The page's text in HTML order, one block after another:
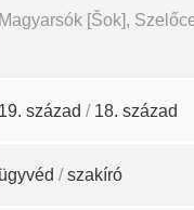
Magyarsók [Šok],
19. század / 18. század
ügyvéd /szakíró